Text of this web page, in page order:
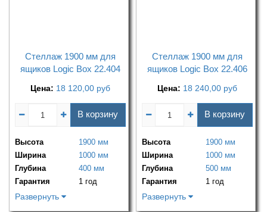
Стеллаж 1900 мм для
ящиков Logic Box 22.404
Цена: 18 120,00 руб
В корзину
Высота
1900 мм
Ширина
1000 мм
Глубина
400 мм
Гарантия
1 год
Развернуть
Стеллаж 1900 мм для
ящиков Logic Box 22.406
Цена: 18 240,00 руб
В корзину
Высота
1900 мм
Ширина
1000 мм
Глубина
500 мм
Гарантия
1 год
Развернуть